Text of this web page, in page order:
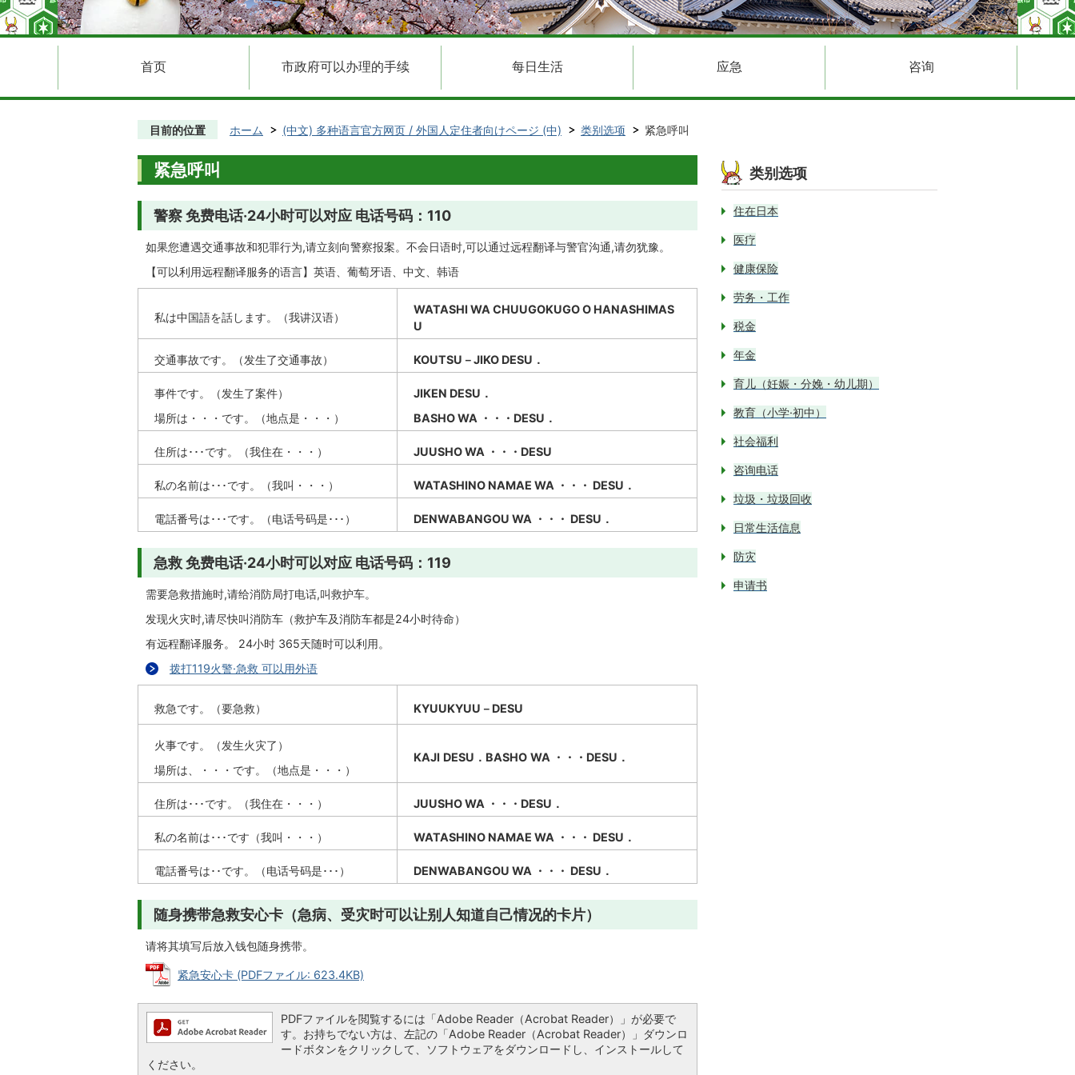
首页 市政府可以办理的手续 每日生活 应急 咨询
目前的位置 ホーム (中文) 多种语言官方网页 / 外国人定住者向けページ (中) 类别选项 紧急呼叫
紧急呼叫
警察 免费电话·24小时可以对应 电话号码：110
如果您遭遇交通事故和犯罪行为,请立刻向警察报案。不会日语时,可以通过远程翻译与警官沟通,请勿犹豫。
【可以利用远程翻译服务的语言】英语、葡萄牙语、中文、韩语
私は中国語を話します。（我讲汉语）
WATASHI WA CHUUGOKUGO O HANASHIMAS
U
交通事故です。（发生了交通事故） KOUTSU－JIKO DESU．
事件です。（发生了案件）
場所は・・・です。（地点是・・・）
JIKEN DESU．
BASHO WA ・・・DESU．
住所は･･･です。（我住在・・・） JUUSHO WA ・・・DESU
私の名前は･･･です。（我叫・・・） WATASHINO NAMAE WA ・・・ DESU．
電話番号は･･･です。（电话号码是･･･） DENWABANGOU WA ・・・ DESU．
急救 免费电话·24小时可以对应 电话号码：119
需要急救措施时,请给消防局打电话,叫救护车。
发现火灾时,请尽快叫消防车（救护车及消防车都是24小时待命）
有远程翻译服务。 24小时 365天随时可以利用。
拨打119火警·急救 可以用外语
救急です。（要急救） KYUUKYUU－DESU
火事です。（发生火灾了）
場所は、・・・です。（地点是・・・）
KAJI DESU．BASHO WA ・・・ DESU．
住所は･･･です。（我住在・・・） JUUSHO WA ・・・DESU．
私の名前は･･･です（我叫・・・） WATASHINO NAMAE WA ・・・ DESU．
電話番号は･･です。（电话号码是･･･） DENWABANGOU WA ・・・ DESU．
随身携带急救安心卡（急病、受灾时可以让别人知道自己情况的卡片）
请将其填写后放入钱包随身携带。
紧急安心卡 (PDFファイル: 623.4KB)
PDFファイルを閲覧するには「Adobe Reader（Acrobat Reader）」が必要で
す。お持ちでない方は、左記の「Adobe Reader（Acrobat Reader）」ダウンロ
ードボタンをクリックして、ソフトウェアをダウンロードし、インストールして
ください。
类别选项
住在日本
医疗
健康保险
劳务・工作
税金
年金
育儿（妊娠・分娩・幼儿期）
教育（小学·初中）
社会福利
咨询电话
垃圾・垃圾回收
日常生活信息
防灾
申请书